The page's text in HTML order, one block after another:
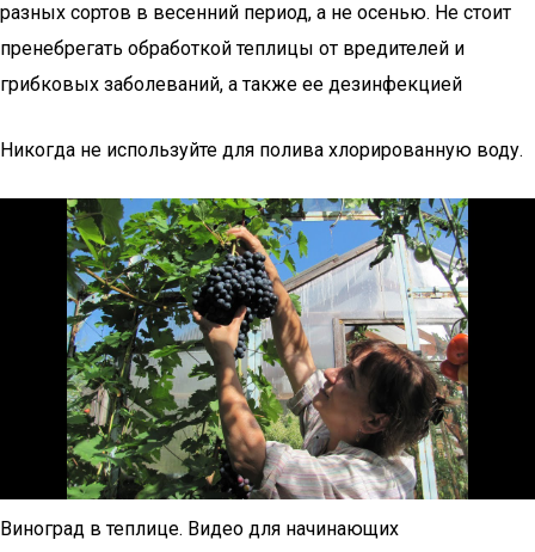
разных сортов в весенний период, а не осенью. Не стоит
пренебрегать обработкой теплицы от вредителей и
грибковых заболеваний, а также ее дезинфекцией
Никогда не используйте для полива хлорированную воду.
Виноград в теплице. Видео для начинающих